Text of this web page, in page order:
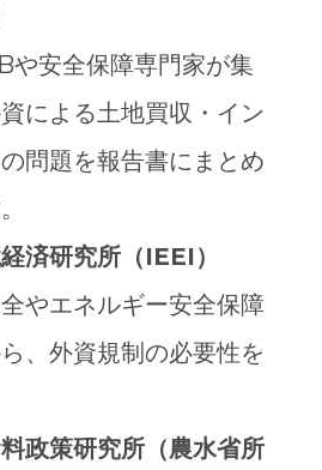
や安全保障専門家が集
による土地買収・イン
問題を報告書にまとめ
済研究所（IEEI）
やエネルギー安全保障
、外資規制の必要性を
政策研究所（農水省所